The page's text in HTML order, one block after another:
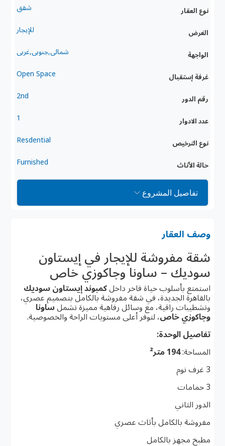
نوع العقار شقق
الغرض للإيجار
الواجهة شمالى,جنوبى,غربى
غرفة إستقبال Open Space
رقم الدور 2nd
عدد الادوار 1
نوع الترخيص Resdential
حالة الأثاث Furnished
تفاصيل المشروع
وصف العقار
شقة مفروشة للإيجار في إيستاون
سوديك – ساونا وجاكوزي خاص
استمتع بأسلوب حياة فاخر داخلكمبوند إيستاون سوديك
بالقاهرة الجديدة، في شقة مفروشة بالكامل بتصميم عصري،
وتشطيبات راقية، مع وسائل رفاهية مميزة تشملساونا
وجاكوزي خاص، لتوفر أعلى مستويات الراحة والخصوصية.
تفاصيل الوحدة:
المساحة:194 متر²
3 غرف نوم
3 حمامات
الدور الثاني
مفروشة بالكامل بأثاث عصري
مطبخ مجهز بالكامل